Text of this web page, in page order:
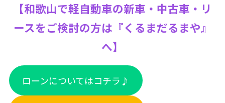
【和歌山で軽自動車の新車・中古車・リ
ースをご検討の方は『くるまだるまや』
へ】
ローンについてはコチラ♪